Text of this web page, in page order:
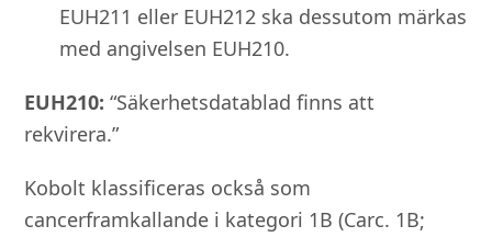
EUH211 eller EUH212 ska dessutom märkas
med angivelsen EUH210.
EUH210: “Säkerhetsdatablad finns att
rekvirera.”
Kobolt klassificeras också som
cancerframkallande i kategori 1B (Carc. 1B;